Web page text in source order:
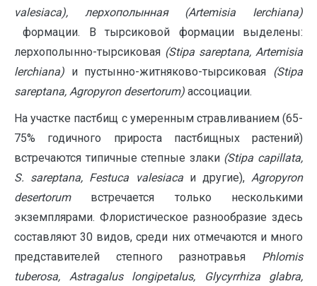
valesiaca), лерхополынная (Artemisia Ierchiana)
формации. В тырсиковой формации выделены:
лерхополынно-тырсиковая (Stipa sareptana, Artemisia
lerchiana) и пустынно-житняково-тырсиковая (Stipa
sareptana, Agropyron desertorum) ассоциации.
На участке пастбищ с умеренным стравливанием (65-
75% годичного прироста пастбищных растений)
встречаются типичные степные злаки (Stipa capillata,
S. sareptana, Festuca valesiacaи другие), Agropyron
desertorumвстречается только несколькими
экземплярами. Флористическое разнообразие здесь
составляют 30 видов, среди них отмечаются и много
представителей степного разнотравья Phlomis
tuberosa, Astragalus longipetalus, Glycyrrhiza glabra,